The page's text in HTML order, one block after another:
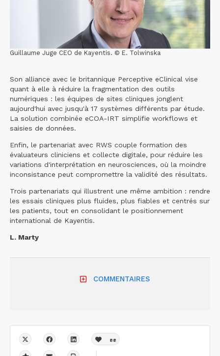
Guillaume Juge CEO de Kayentis. © E. Tolwinska
Son alliance avec le britannique Perceptive eClinical vise
quant à elle à réduire la fragmentation des outils
numériques : les équipes de sites cliniques jonglent
aujourd'hui avec jusqu'à 17 systèmes différents par étude.
La solution combinée eCOA-IRT simplifie workflows et
saisies de données.
Enfin, le partenariat avec RWS couple formation des
évaluateurs cliniciens et collecte digitale, pour réduire les
variations d'interprétation en neurosciences, où la moindre
inconsistance peut compromettre la validité des résultats.
Trois partenariats qui illustrent une même ambition : rendre
les essais cliniques plus fluides, plus fiables et centrés sur
les patients, tout en consolidant le positionnement
international de Kayentis.
L. Marty
COMMENTAIRES
88